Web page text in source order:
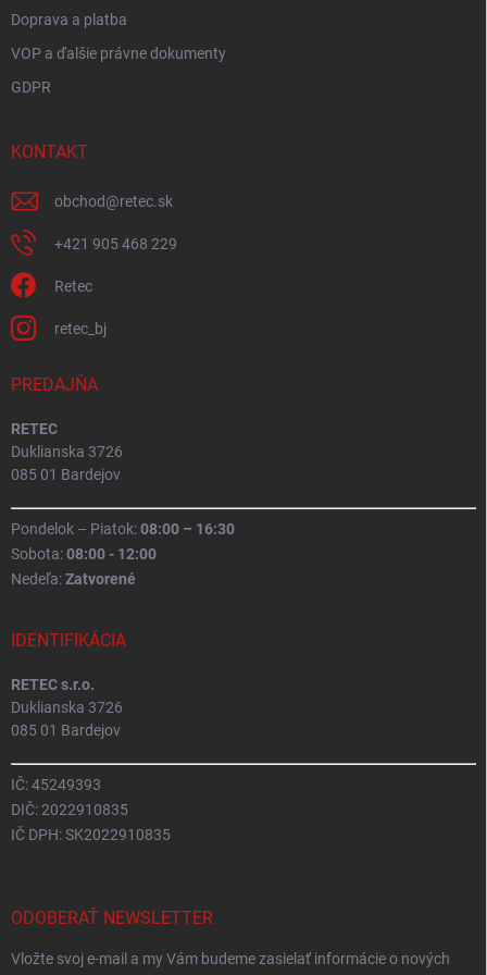
Doprava a platba
VOP a ďalšie právne dokumenty
GDPR
KONTAKT
obchod@retec.sk
+421 905 468 229
Retec
retec_bj
PREDAJŇA
RETEC
Duklianska 3726
085 01 Bardejov
Pondelok – Piatok:08:00 – 16:30
Sobota:08:00 - 12:00
Nedeľa:Zatvorené
IDENTIFIKÁCIA
RETEC s.r.o.
Duklianska 3726
085 01 Bardejov
IČ: 45249393
DIČ: 2022910835
IČ DPH: SK2022910835
ODOBERAŤ NEWSLETTER
Vložte svoj e-mail a my Vám budeme zasielať informácie o nových